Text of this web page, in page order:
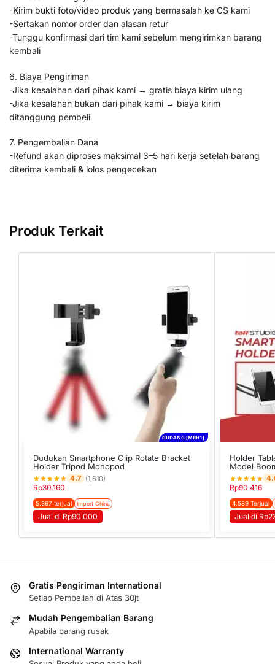
-Kirim bukti foto/video produk yang bermasalah ke CS kami
-Sertakan nomor order dan alasan retur
-Tunggu konfirmasi dari tim kami sebelum mengirimkan barang
kembali
6. Biaya Pengiriman
-Jika kesalahan dari pihak kami → gratis biaya kirim ulang
-Jika kesalahan bukan dari pihak kami → biaya kirim
ditanggung pembeli
7. Pengembalian Dana
-Refund akan diproses maksimal 3–5 hari kerja setelah barang
diterima kembali & lolos pengecekan
Produk Terkait
GUDANG [MRH1]
Dudukan Smartphone Clip Rotate Bracket
Holder Tripod Monopod
★★★★★ 4.7 (1,610)
Rp30.160
5.367 terjual Import China
Jual di Rp90.000
Holder
Model
★★★★★
Rp90.416
4.589 Terjual
Jual di
Gratis Pengiriman International
Setiap Pembelian di Atas 30jt
Mudah Pengembalian Barang
Apabila barang rusak
International Warranty